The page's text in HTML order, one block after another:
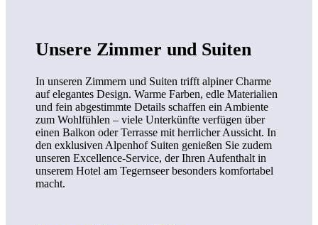
Unsere Zimmer und Suiten
In unseren Zimmern und Suiten trifft alpiner Charme
auf elegantes Design. Warme Farben, edle Materialien
und fein abgestimmte Details schaffen ein Ambiente
zum Wohlfühlen – viele Unterkünfte verfügen über
einen Balkon oder Terrasse mit herrlicher Aussicht. In
den exklusiven Alpenhof Suiten genießen Sie zudem
unseren Excellence-Service, der Ihren Aufenthalt in
unserem Hotel am Tegernseer besonders komfortabel
macht.